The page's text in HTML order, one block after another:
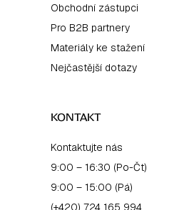
Obchodní zástupci
Pro B2B partnery
Materiály ke stažení
Nejčastější dotazy
KONTAKT
Kontaktujte nás
9:00 – 16:30 (Po-Čt)
9:00 – 15:00 (Pá)
(+420) 724 165 994